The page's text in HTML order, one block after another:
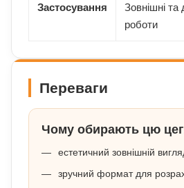
Застосування
Зовнішні та
роботи
Переваги
Чому обирають цю
естетичний зовнішній
зручний формат для